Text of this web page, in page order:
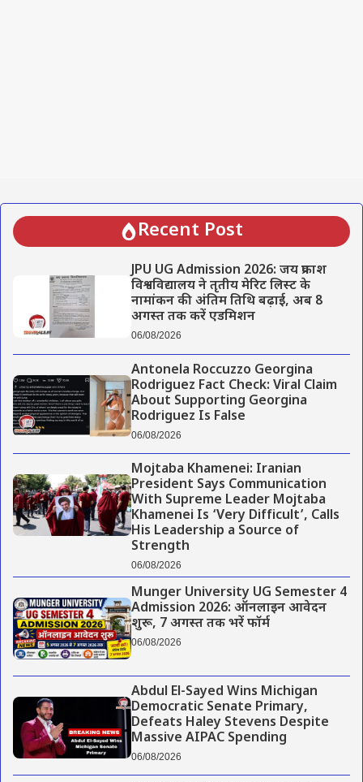
Recent Post
JPU UG Admission 2026: जय प्रकाश
विश्वविद्यालय ने तृतीय मेरिट लिस्ट के
नामांकन की अंतिम तिथि बढ़ाई, अब 8
अगस्त तक करें एडमिशन
06/08/2026
Antonela Roccuzzo Georgina
Rodriguez Fact Check: Viral Claim
About Supporting Georgina
Rodriguez Is False
06/08/2026
Mojtaba Khamenei: Iranian
President Says Communication
With Supreme Leader Mojtaba
Khamenei Is ‘Very Difficult’, Calls
His Leadership a Source of
Strength
06/08/2026
Munger University UG Semester 4
Admission 2026: ऑनलाइन आवेदन
शुरू, 7 अगस्त तक भरें फॉर्म
06/08/2026
Abdul El-Sayed Wins Michigan
Democratic Senate Primary,
Defeats Haley Stevens Despite
Massive AIPAC Spending
06/08/2026